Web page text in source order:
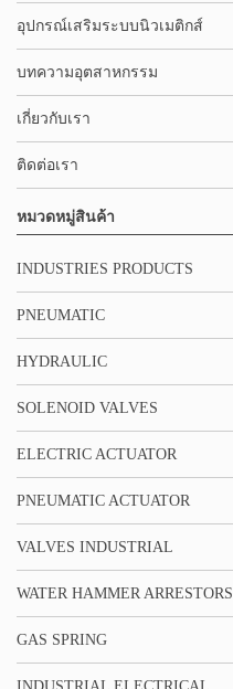
อุปกรณ์เสริมระบบนิวเมติกส์
บทความอุตสาหกรรม
เกี่ยวกับเรา
ติดต่อเรา
หมวดหมู่สินค้า
INDUSTRIES PRODUCTS
PNEUMATIC
HYDRAULIC
SOLENOID VALVES
ELECTRIC ACTUATOR
PNEUMATIC ACTUATOR
VALVES INDUSTRIAL
WATER HAMMER ARRESTORS
GAS SPRING